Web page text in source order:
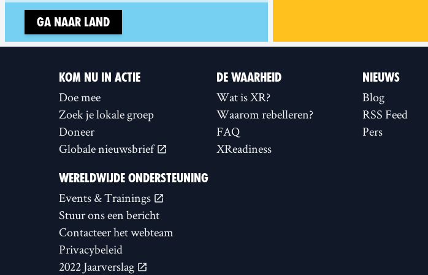
Ga naar land
KOM NU IN ACTIE
Doe mee
Zoek je lokale groep
Doneer
Globale nieuwsbrief
DE WAARHEID
Wat is XR?
Waarom rebelleren?
FAQ
XReadiness
NIEUWS
Blog
RSS Feed
Pers
WERELDWIJDE ONDERSTEUNING
Events & Trainings
Stuur ons een bericht
Contacteer het webteam
Privacybeleid
2022 Jaarverslag